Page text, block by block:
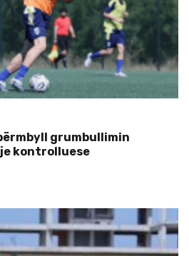
grumbullimin
kontrolluese